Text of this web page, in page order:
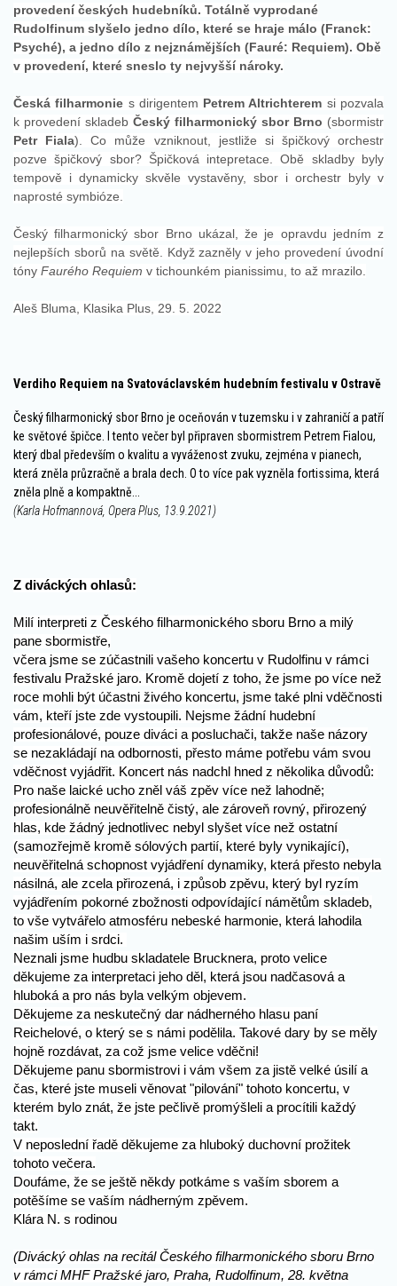
provedení českých hudebníků. Totálně vyprodané
Rudolfinum slyšelo jedno dílo, které se hraje málo (Franck:
Psyché), a jedno dílo z nejznámějších (Fauré: Requiem). Obě
v provedení, které sneslo ty nejvyšší nároky.
Česká filharmonie s dirigentem Petrem Altrichterem si pozvala
k provedení skladeb Český filharmonický sbor Brno (sbormistr
Petr Fiala). Co může vzniknout, jestliže si špičkový orchestr
pozve špičkový sbor? Špičková intepretace. Obě skladby byly
tempově i dynamicky skvěle vystavěny, sbor i orchestr byly v
naprosté symbióze.
Český filharmonický sbor Brno ukázal, že je opravdu jedním z
nejlepších sborů na světě. Když zazněly v jeho provedení úvodní
tóny Faurého Requiem v tichounkém pianissimu, to až mrazilo.
Aleš Bluma, Klasika Plus, 29. 5. 2022
Verdiho Requiem na Svatováclavském hudebním festivalu v Ostravě
Český filharmonický sbor Brno je oceňován v tuzemsku i v zahraničí a patří
ke světové špičce. I tento večer byl připraven sbormistrem Petrem Fialou,
který dbal především o kvalitu a vyváženost zvuku, zejména v pianech,
která zněla průzračně a brala dech. O to více pak vyzněla fortissima, která
zněla plně a kompaktně...
(Karla Hofmannová, Opera Plus, 13.9.2021)
Z diváckých ohlasů:
Milí interpreti z Českého filharmonického sboru Brno a milý
pane sbormistře,
včera jsme se zúčastnili vašeho koncertu v Rudolfinu v rámci
festivalu Pražské jaro. Kromě dojetí z toho, že jsme po více než
roce mohli být účastni živého koncertu, jsme také plni vděčnosti
vám, kteří jste zde vystoupili. Nejsme žádní hudební
profesionálové, pouze diváci a posluchači, takže naše názory
se nezakládají na odbornosti, přesto máme potřebu vám svou
vděčnost vyjádřit. Koncert nás nadchl hned z několika důvodů:
Pro naše laické ucho zněl váš zpěv více než lahodně;
profesionálně neuvěřitelně čistý, ale zároveň rovný, přirozený
hlas, kde žádný jednotlivec nebyl slyšet více než ostatní
(samozřejmě kromě sólových partií, které byly vynikající),
neuvěřitelná schopnost vyjádření dynamiky, která přesto nebyla
násilná, ale zcela přirozená, i způsob zpěvu, který byl ryzím
vyjádřením pokorné zbožnosti odpovídající námětům skladeb,
to vše vytvářelo atmosféru nebeské harmonie, která lahodila
našim uším i srdci.
Neznali jsme hudbu skladatele Brucknera, proto velice
děkujeme za interpretaci jeho děl, která jsou nadčasová a
hluboká a pro nás byla velkým objevem.
Děkujeme za neskutečný dar nádherného hlasu paní
Reichelové, o který se s námi podělila. Takové dary by se měly
hojně rozdávat, za což jsme velice vděčni!
Děkujeme panu sbormistrovi i vám všem za jistě velké úsilí a
čas, které jste museli věnovat "pilování" tohoto koncertu, v
kterém bylo znát, že jste pečlivě promýšleli a procítili každý
takt.
V neposlední řadě děkujeme za hluboký duchovní prožitek
tohoto večera.
Doufáme, že se ještě někdy potkáme s vaším sborem a
potěšíme se vaším nádherným zpěvem.
Klára N. s rodinou
(Divácký ohlas na recitál Českého filharmonického sboru Brno
v rámci MHF Pražské jaro, Praha, Rudolfinum, 28. května